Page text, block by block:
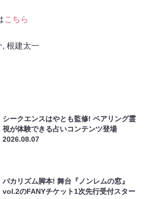
こちら
, 根建太一
シークエンスはやとも監修! ペアリング霊
視が体験できる占いコンテンツ登場
2026.08.07
バカリズム脚本! 舞台『ノンレムの窓』
vol.2のFANYチケット1次先行受付スター